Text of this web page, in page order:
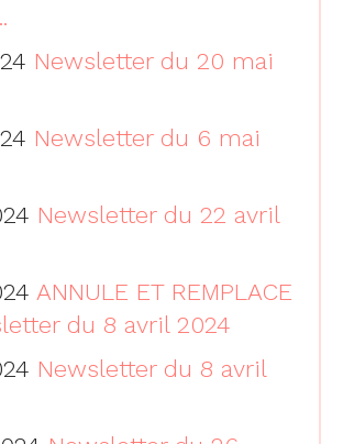
Newsletter du 20 mai
Newsletter du 6 mai
Newsletter du 22 avril
ANNULE ET REMPLACE
du 8 avril 2024
Newsletter du 8 avril